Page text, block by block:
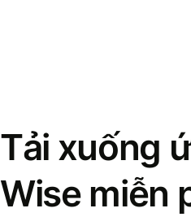
Tải xuống
Wise miễn